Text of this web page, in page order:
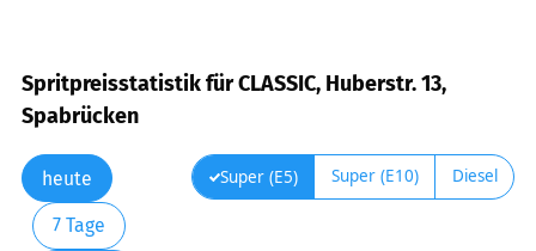
Spritpreisstatistik für CLASSIC, Huberstr. 13,
Spabrücken
heute
7 Tage
Super (E5) Super (E10) Diesel